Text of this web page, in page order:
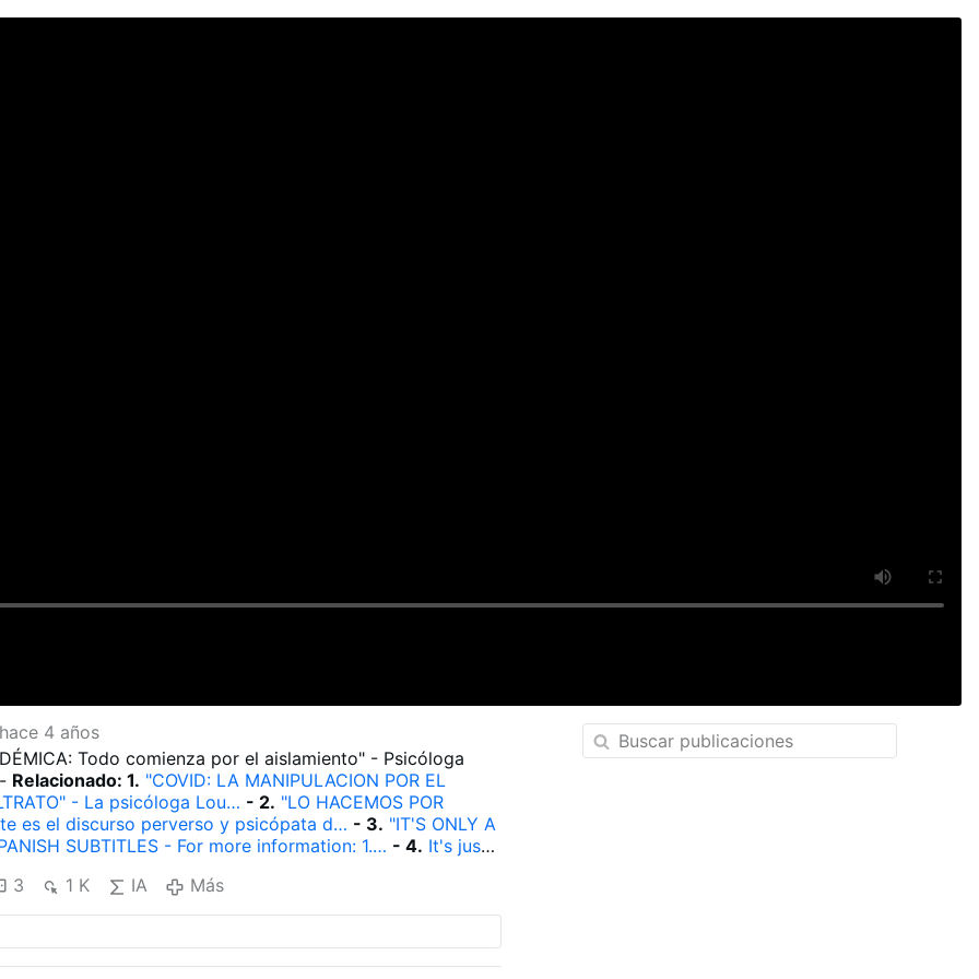
hace 4 años
Todo comienza por el aislamiento" - Psicóloga
Relacionado: 1. "COVID: LA MANIPULACION POR EL
- La psicóloga Lou… - 2. "LO HACEMOS POR
es el discurso perverso y psicópata d… - 3. "IT'S ONLY A
SUBTITLES - For more information: 1.… - 4. It's just
Peter McCullough: "Estamos inmersos en una psicosis
7. "CONSENTIMIENTO INFORMADO" - Relacionado: 1. NO A
OBLIGA…
SINO UNA "PLANDEMIA" CRIMINAL:1."Dieciocho
3 1 K IA Más